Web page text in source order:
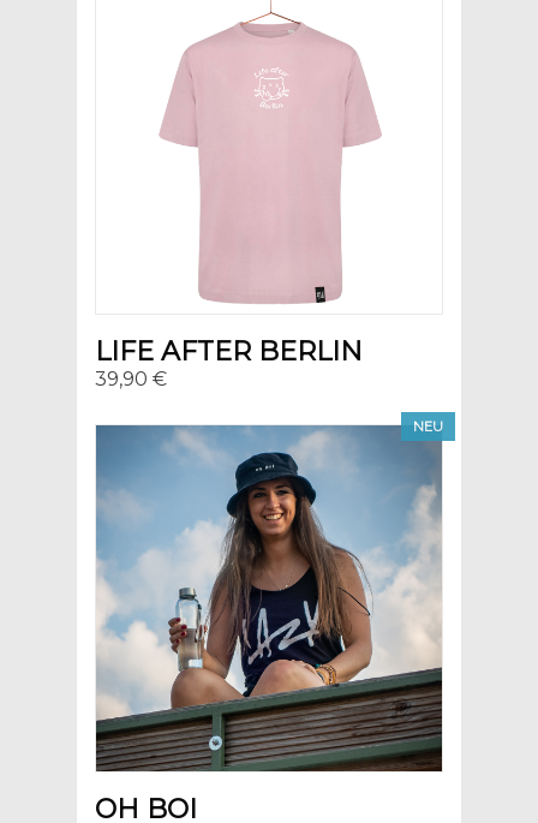
LIFE AFTER BERLIN
39,90 €
NEU
OH BOI